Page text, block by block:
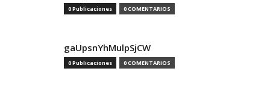
0 Publicaciones 0 COMENTARIOS
gaUpsnYhMulpSjCW
0 Publicaciones 0 COMENTARIOS